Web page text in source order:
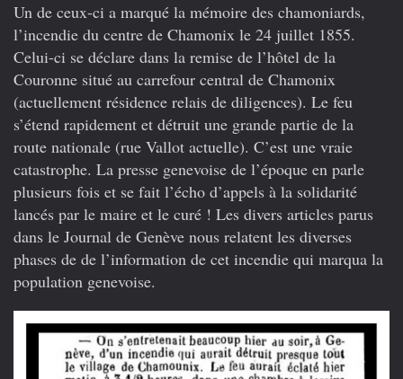
Un de ceux-ci a marqué la mémoire des chamoniards,
l’incendie du centre de Chamonix le 24 juillet 1855.
Celui-ci se déclare dans la remise de l’hôtel de la
Couronne situé au carrefour central de Chamonix
(actuellement résidence relais de diligences). Le feu
s’étend rapidement et détruit une grande partie de la
route nationale (rue Vallot actuelle). C’est une vraie
catastrophe. La presse genevoise de l’époque en parle
plusieurs fois et se fait l’écho d’appels à la solidarité
lancés par le maire et le curé ! Les divers articles parus
dans le Journal de Genève nous relatent les diverses
phases de de l’information de cet incendie qui marqua la
population genevoise.